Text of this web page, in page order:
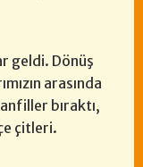
geldi. Dönüş
arasında
bıraktı,
çitleri.